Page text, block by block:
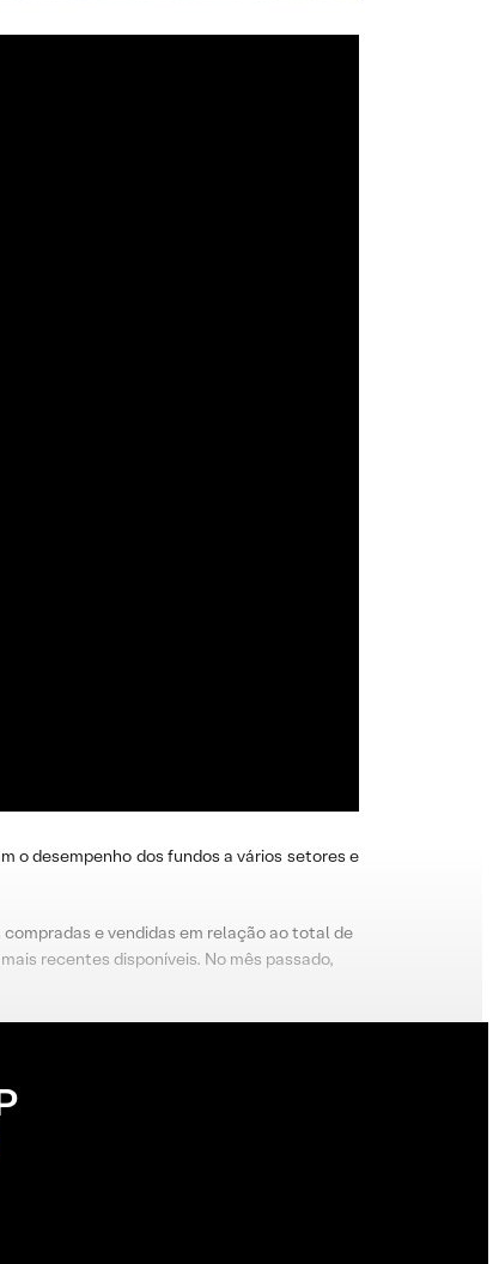
o desempenho dos fundos a vários setores e
e vendidas em relação ao total de
recentes disponíveis. No mês passado,